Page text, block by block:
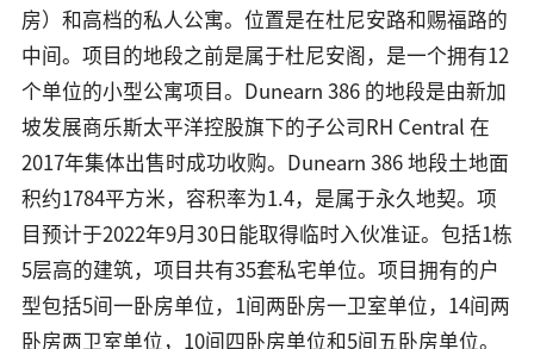
房）和高档的私人公寓。位置是在杜尼安路和赐福路的
中间。项目的地段之前是属于杜尼安阁，是一个拥有12
个单位的小型公寓项目。Dunearn 386 的地段是由新加
坡发展商乐斯太平洋控股旗下的子公司RH Central 在
2017年集体出售时成功收购。Dunearn 386 地段土地面
积约1784平方米，容积率为1.4，是属于永久地契。项
目预计于2022年9月30日能取得临时入伙准证。包括1栋
5层高的建筑，项目共有35套私宅单位。项目拥有的户
型包括5间一卧房单位，1间两卧房一卫室单位，14间两
卧房两卫室单位，10间四卧房单位和5间五卧房单位。